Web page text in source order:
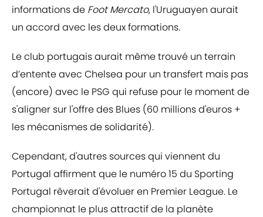
informations de Foot Mercato, l'Uruguayen aurait
un accord avec les deux formations.
Le club portugais aurait même trouvé un terrain
d’entente avec Chelsea pour un transfert mais pas
(encore) avec le PSG qui refuse pour le moment de
s'aligner sur l'offre des Blues (60 millions d'euros +
les mécanismes de solidarité).
Cependant, d'autres sources qui viennent du
Portugal affirment que le numéro 15 du Sporting
Portugal rêverait d'évoluer en Premier League. Le
championnat le plus attractif de la planète